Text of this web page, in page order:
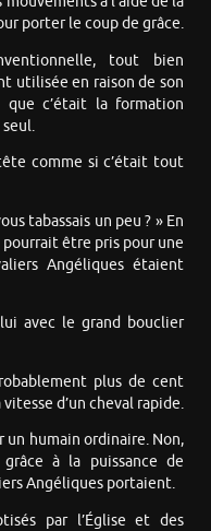
porter le coup de grâce.
tout bien
utilisée en raison de son
c’était la formation
comme si c’était tout
tabassais un peu ? » En
être pris pour une
Angéliques étaient
avec le grand bouclier
plus de cent
d’un cheval rapide.
un humain ordinaire. Non,
à la puissance de
Angéliques portaient.
par l’Église et des